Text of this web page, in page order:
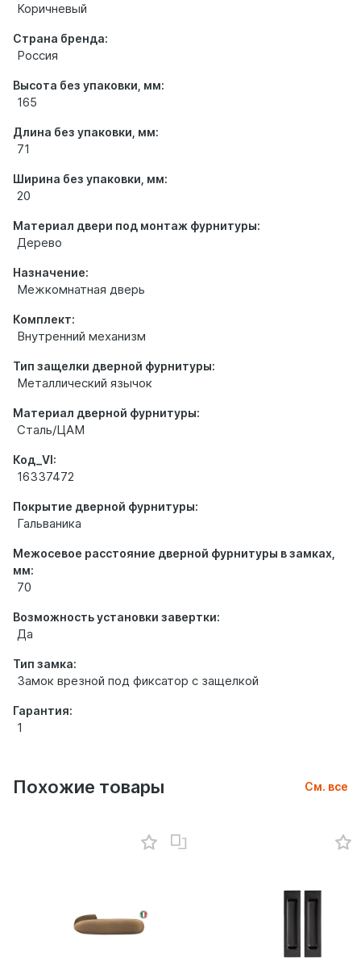
Коричневый
Страна бренда:
Россия
Высота без упаковки, мм:
165
Длина без упаковки, мм:
71
Ширина без упаковки, мм:
20
Материал двери под монтаж фурнитуры:
Дерево
Назначение:
Межкомнатная дверь
Комплект:
Внутренний механизм
Тип защелки дверной фурнитуры:
Металлический язычок
Материал дверной фурнитуры:
Сталь/ЦАМ
Код_VI:
16337472
Покрытие дверной фурнитуры:
Гальваника
Межосевое расстояние дверной фурнитуры в замках,
мм:
70
Возможность установки завертки:
Да
Тип замка:
Замок врезной под фиксатор с защелкой
Гарантия:
1
Похожие товары См. все